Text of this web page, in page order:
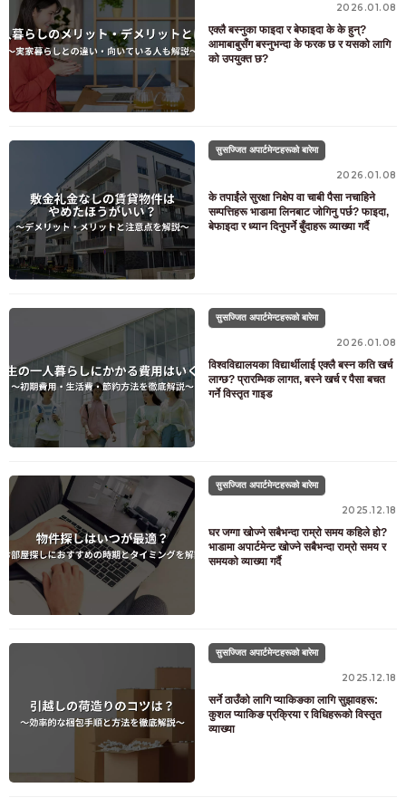
2026.01.08
एक्लै बस्नुका फाइदा र बेफाइदा के के हुन्?
आमाबाबुसँग बस्नुभन्दा के फरक छ र यसको लागि
को उपयुक्त छ?
सुसज्जित अपार्टमेन्टहरूको बारेमा
2026.01.08
के तपाईंले सुरक्षा निक्षेप वा चाबी पैसा नचाहिने
सम्पत्तिहरू भाडामा लिनबाट जोगिनु पर्छ? फाइदा,
बेफाइदा र ध्यान दिनुपर्ने बुँदाहरू व्याख्या गर्दै
सुसज्जित अपार्टमेन्टहरूको बारेमा
2026.01.08
विश्वविद्यालयका विद्यार्थीलाई एक्लै बस्न कति खर्च
लाग्छ? प्रारम्भिक लागत, बस्ने खर्च र पैसा बचत
गर्ने विस्तृत गाइड
सुसज्जित अपार्टमेन्टहरूको बारेमा
2025.12.18
घर जग्गा खोज्ने सबैभन्दा राम्रो समय कहिले हो?
भाडामा अपार्टमेन्ट खोज्ने सबैभन्दा राम्रो समय र
समयको व्याख्या गर्दै
सुसज्जित अपार्टमेन्टहरूको बारेमा
2025.12.18
सर्ने ठाउँको लागि प्याकिङका लागि सुझावहरू:
कुशल प्याकिङ प्रक्रिया र विधिहरूको विस्तृत
व्याख्या